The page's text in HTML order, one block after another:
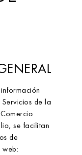
de la
se facilitan
de